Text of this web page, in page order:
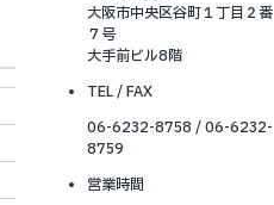
大阪市中央区谷町１丁目２番
７号
大手前ビル8階
TEL / FAX
06-6232-8758 / 06-6232-
8759
営業時間